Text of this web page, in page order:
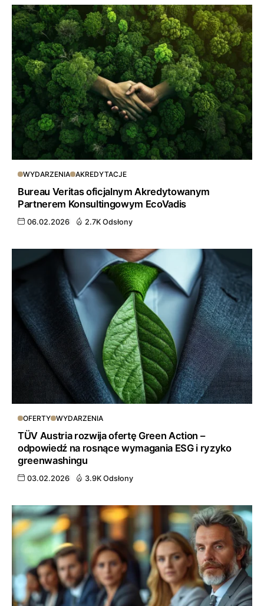
WYDARZENIA AKREDYTACJE
Bureau Veritas oficjalnym Akredytowanym
Partnerem Konsultingowym EcoVadis
06.02.2026 2.7K Odsłony
OFERTY WYDARZENIA
TÜV Austria rozwija ofertę Green Action –
odpowiedź na rosnące wymagania ESG i ryzyko
greenwashingu
03.02.2026 3.9K Odsłony